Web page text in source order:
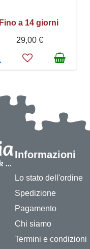
Fino a 14 giorni
29,00 €
Informazioni
Lo stato dell'ordine
Spedizione
Pagamento
Chi siamo
Termini e condizioni